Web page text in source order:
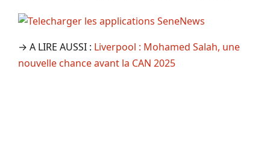
→ A LIRE AUSSI : Liverpool : Mohamed Salah, une
nouvelle chance avant la CAN 2025